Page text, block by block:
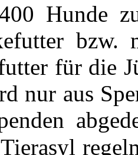
Hunde
für die
nur aus